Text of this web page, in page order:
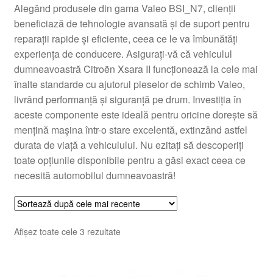
Plățile
Politică de confidențialitate
Procedura de reclamație
Termeni si conditii
Alegând produsele din gama Valeo BSI_N7, clienții
beneficiază de tehnologie avansată și de suport pentru
reparații rapide și eficiente, ceea ce le va îmbunătăți
experiența de conducere. Asigurați-vă că vehiculul
dumneavoastră Citroën Xsara II funcționează la cele mai
înalte standarde cu ajutorul pieselor de schimb Valeo,
livrând performanță și siguranță pe drum. Investiția în
aceste componente este ideală pentru oricine dorește să
mențină mașina într-o stare excelentă, extinzând astfel
durata de viață a vehiculului. Nu ezitați să descoperiți
toate opțiunile disponibile pentru a găsi exact ceea ce
necesită automobilul dumneavoastră!
Afișez toate cele 3 rezultateSortat